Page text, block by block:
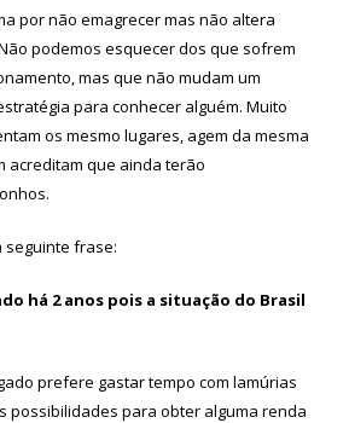
por não emagrecer mas não altera
podemos esquecer dos que sofrem
mas que não mudam um
para conhecer alguém. Muito
os mesmo lugares, agem da mesma
acreditam que ainda terão
seguinte frase:
há 2 anos pois a situação do Brasil
prefere gastar tempo com lamúrias
possibilidades para obter alguma renda